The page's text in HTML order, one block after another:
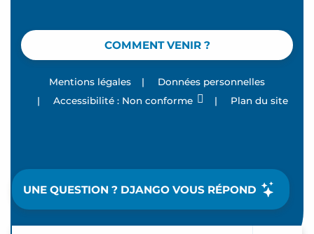
UNE QUESTION ? DJANGO VOUS RÉPOND
COMMENT VENIR ?
Mentions légales |
Données personnelles
|
Accessibilité : Non conforme | Plan du site